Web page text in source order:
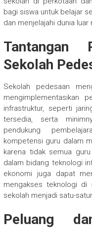
bagi siswa untuk belajar
dan menjelajahi dunia
Sekolah
Sekolah pedesaan
mengimplementasikan
infrastruktur, seperti
tersedia, serta
pendukung
kompetensi guru dalam
karena tidak semua
dalam bidang teknologi
ekonomi juga dapat
mengakses teknologi di
sekolah menjadi satu-
Peluang